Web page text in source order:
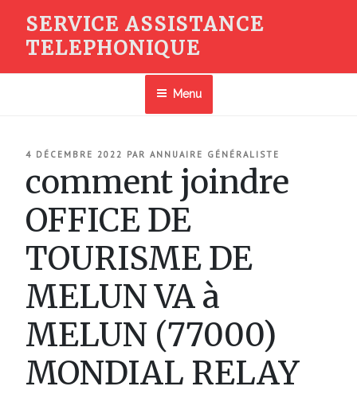
contenu
SERVICE ASSISTANCE
TELEPHONIQUE
Menu
PUBLIÉ
4 DÉCEMBRE 2022 PAR ANNUAIRE GÉNÉRALISTE
comment joindre
OFFICE DE
TOURISME DE
MELUN VA à
MELUN (77000)
MONDIAL RELAY